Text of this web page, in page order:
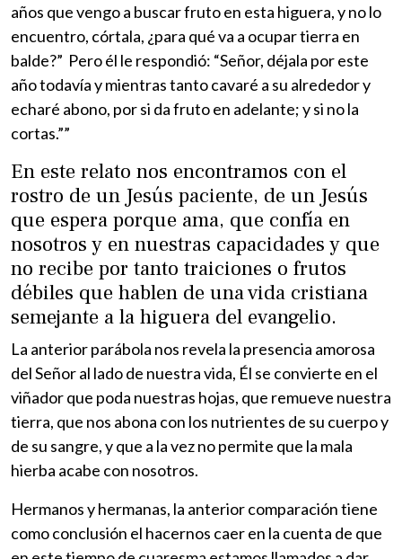
años que vengo a buscar fruto en esta higuera, y no lo
encuentro, córtala, ¿para qué va a ocupar tierra en
balde?” Pero él le respondió: “Señor, déjala por este
año todavía y mientras tanto cavaré a su alrededor y
echaré abono, por si da fruto en adelante; y si no la
cortas.””
En este relato nos encontramos con el
rostro de un Jesús paciente, de un Jesús
que espera porque ama, que confía en
nosotros y en nuestras capacidades y que
no recibe por tanto traiciones o frutos
débiles que hablen de una vida cristiana
semejante a la higuera del evangelio.
La anterior parábola nos revela la presencia amorosa
del Señor al lado de nuestra vida, Él se convierte en el
viñador que poda nuestras hojas, que remueve nuestra
tierra, que nos abona con los nutrientes de su cuerpo y
de su sangre, y que a la vez no permite que la mala
hierba acabe con nosotros.
Hermanos y hermanas, la anterior comparación tiene
como conclusión el hacernos caer en la cuenta de que